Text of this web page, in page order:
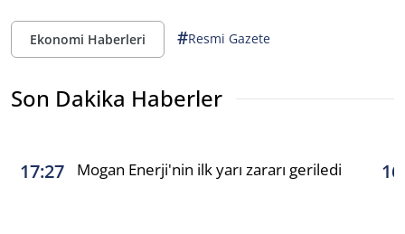
Ekonomi Haberleri #Resmi Gazete
Son Dakika Haberler
17:27 Mogan Enerji'nin ilk yarı zararı geriledi